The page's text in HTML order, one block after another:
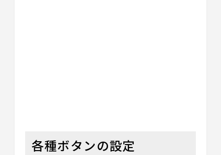
各種ボタンの設定